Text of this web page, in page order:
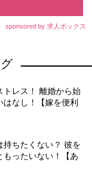
sponsored by 求人ボックス
トレス！ 離婚から始
なし！【嫁を便利
持ちたくない？ 彼を
もったいない！【あ